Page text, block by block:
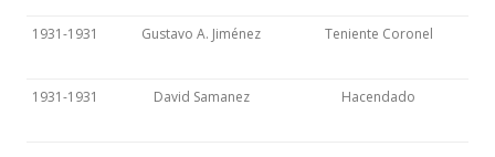
1931-1931 Gustavo A. Jiménez Teniente Coronel
1931-1931 David Samanez Hacendado